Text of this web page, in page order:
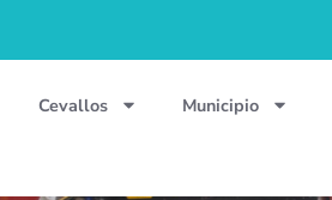
Cevallos Municipio